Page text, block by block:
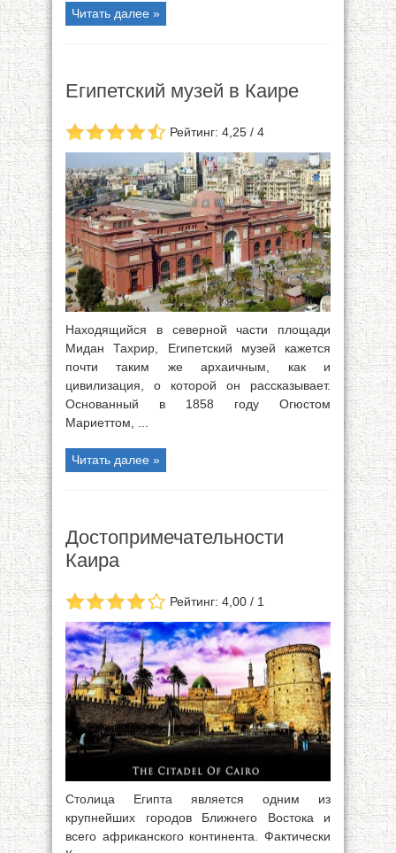
Читать далее »
Египетский музей в Каире
Рейтинг: 4,25 / 4
Находящийся в северной части площади
Мидан Тахрир, Египетский музей кажется
почти таким же архаичным, как и
цивилизация, о которой он рассказывает.
Основанный в 1858 году Огюстом
Мариеттом, ...
Читать далее »
Достопримечательности
Каира
Рейтинг: 4,00 / 1
Столица Египта является одним из
крупнейших городов Ближнего Востока и
всего африканского континента. Фактически